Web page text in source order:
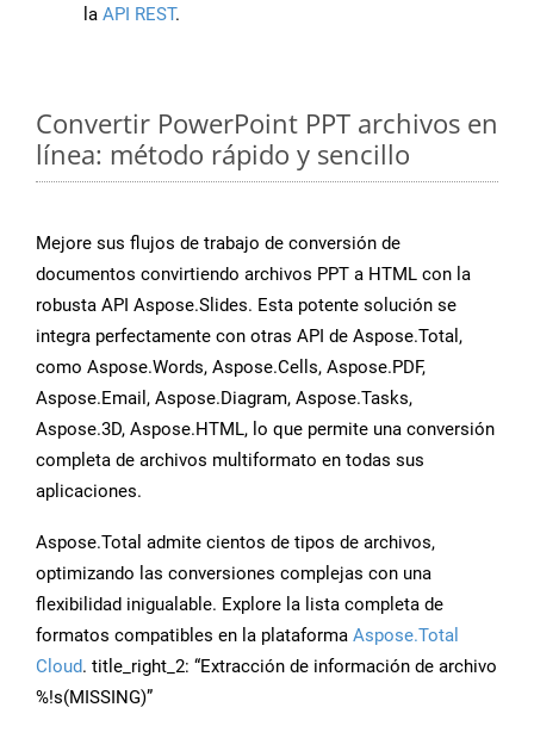
la API REST.
Convertir PowerPoint PPT archivos en
línea: método rápido y sencillo
Mejore sus flujos de trabajo de conversión de
documentos convirtiendo archivos PPT a HTML con la
robusta API Aspose.Slides. Esta potente solución se
integra perfectamente con otras API de Aspose.Total,
como Aspose.Words, Aspose.Cells, Aspose.PDF,
Aspose.Email, Aspose.Diagram, Aspose.Tasks,
Aspose.3D, Aspose.HTML, lo que permite una conversión
completa de archivos multiformato en todas sus
aplicaciones.
Aspose.Total admite cientos de tipos de archivos,
optimizando las conversiones complejas con una
flexibilidad inigualable. Explore la lista completa de
formatos compatibles en la plataforma Aspose.Total
Cloud. title_right_2: “Extracción de información de archivo
%!s(MISSING)”